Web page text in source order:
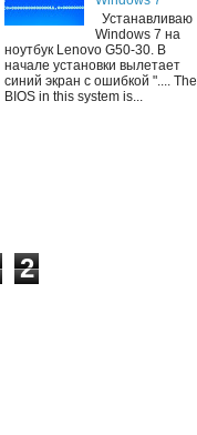
Устанавливаю
Windows 7 на
ноутбук Lenovo G50-30. В
начале установки вылетает
синий экран с ошибкой ".... The
BIOS in this system is...
2